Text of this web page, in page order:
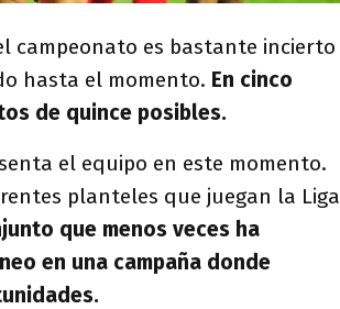
campeonato es bastante incierto
hasta el momento. En cinco
de quince posibles.
el equipo en este momento.
planteles que juegan la Liga
que menos veces ha
en una campaña donde